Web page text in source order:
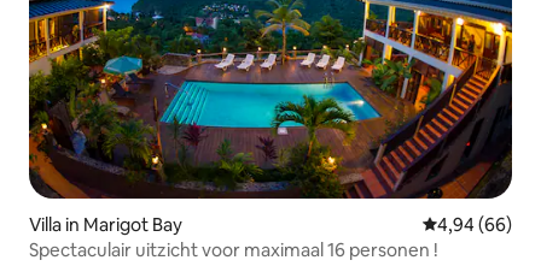
Villa in Marigot Bay Gemiddelde
4,94 (66)
Spectaculair uitzicht voor maximaal 16 personen !